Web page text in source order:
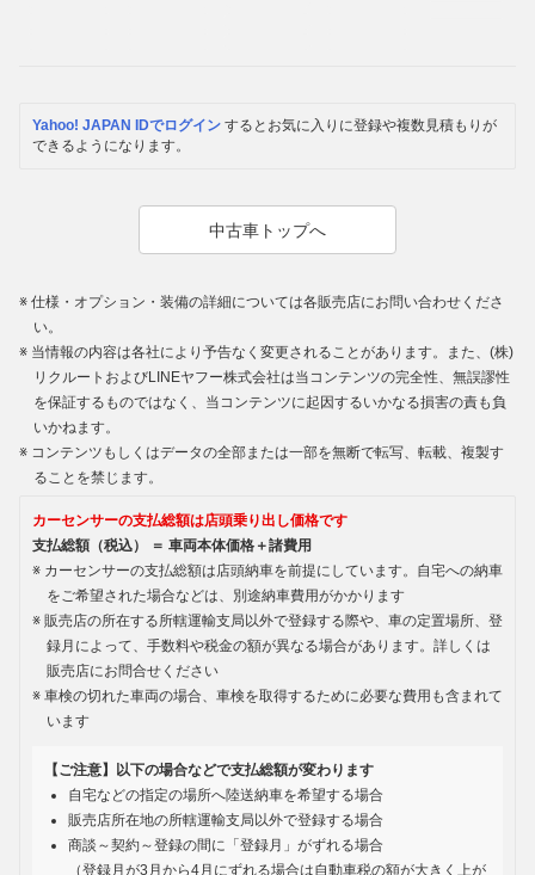
Yahoo! JAPAN IDでログイン するとお気に入りに登録や複数見積もりが
できるようになります。
中古車トップへ
仕様・オプション・装備の詳細については各販売店にお問い合わせくださ
い。
当情報の内容は各社により予告なく変更されることがあります。また、(株)
リクルートおよびLINEヤフー株式会社は当コンテンツの完全性、無誤謬性
を保証するものではなく、当コンテンツに起因するいかなる損害の責も負
いかねます。
コンテンツもしくはデータの全部または一部を無断で転写、転載、複製す
ることを禁じます。
カーセンサーの支払総額は店頭乗り出し価格です
支払総額（税込） ＝ 車両本体価格＋諸費用
カーセンサーの支払総額は店頭納車を前提にしています。自宅への納車
をご希望された場合などは、別途納車費用がかかります
販売店の所在する所轄運輸支局以外で登録する際や、車の定置場所、登
録月によって、手数料や税金の額が異なる場合があります。詳しくは
販売店にお問合せください
車検の切れた車両の場合、車検を取得するために必要な費用も含まれて
います
【ご注意】以下の場合などで支払総額が変わります
自宅などの指定の場所へ陸送納車を希望する場合
販売店所在地の所轄運輸支局以外で登録する場合
商談～契約～登録の間に「登録月」がずれる場合
（登録月が3月から4月にずれる場合は自動車税の額が大きく上が